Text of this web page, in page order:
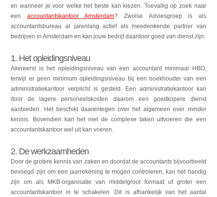
en wanneer je voor welke het beste kan kiezen. Toevallig op zoek naar
een accountantskantoor Amsterdam? Zwolse Adviesgroep is als
accountantsbureau al jarenlang actief als meedenkende partner van
bedrijven in Amsterdam en kan jouw bedrijf daardoor goed van dienst zijn.
1. Het opleidingsniveau
Allereerst is het opleidingsniveau van een accountant minimaal HBO,
terwijl er geen minimum opleidingsniveau bij een boekhouder van een
administratiekantoor verplicht is gesteld. Een administratiekantoor kan
door de lagere personeelskosten daarom een goedkopere dienst
aanbieden. Het beschikt daarentegen over het algemeen over minder
kennis. Bovendien kan het niet de complexe taken uitvoeren die een
accountantskantoor wel uit kan voeren.
2. De werkzaamheden
Door de grotere kennis van zaken en doordat de accountants bijvoorbeeld
bevoegd zijn om een jaarrekening te mogen controleren, kan het handig
zijn om als MKB-organisatie van middelgroot formaat of groter een
accountantskantoor in te schakelen. Dit is afhankelijk van het aantal